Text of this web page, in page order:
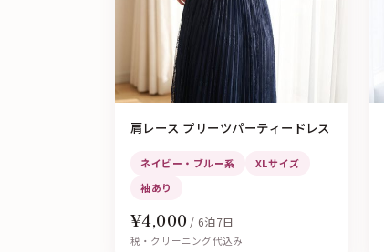
肩レース プリーツパーティードレス
ネイビー・ブルー系
XLサイズ
袖あり
¥4,000 / 6泊7日
税・クリーニング代込み